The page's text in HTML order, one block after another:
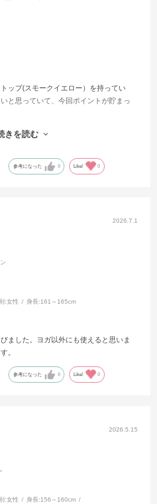
ップ(スモークイエロー）を持ってい
と思っていて、今回ポイントが貯まっ
るととても可愛いな、と思って気に入っ
あるのも、足が長く見えて嬉しいで
きを読む
参考になった 0 Like! 0
2026.7.1
:女性 身長:161～165cm
ました。ヨガ以外にも使えると思いま
。
参考になった 0 Like! 0
2026.5.15
:女性 身長:156～160cm